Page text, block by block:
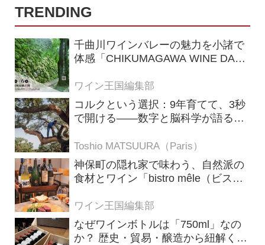
TRENDING
千曲川ワインバレーの魅力を小諸で
体感「CHIKUMAGAWA WINE DAYS
ワイン王国編集部
コルクという選択：9年育てて、3秒
で開ける——数字と脳科学が語る栓
Toshio MATSUURA（Paris）
神保町の隠れ家で味わう、自然派の
食材とワイン「bistro mêle（ビスト
ワイン王国編集部
なぜワインボトルは「750ml」なの
か？ 歴史・貿易・醸造から紐解く4